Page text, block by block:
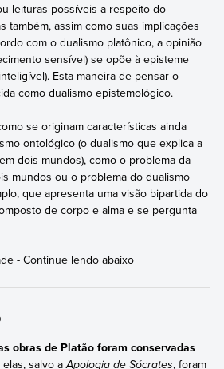
leituras possíveis a respeito do
também, assim como suas implicações
com o dualismo platônico, a opinião
sensível) se opõe à episteme
Esta maneira de pensar o
como dualismo epistemológico.
se originam características ainda
ontológico (o dualismo que explica a
dois mundos), como o problema da
mundos ou o problema do dualismo
que apresenta uma visão bipartida do
de corpo e alma e se pergunta
obras de Platão foram conservadas
elas, salvo aApologia de Sócrates, foram